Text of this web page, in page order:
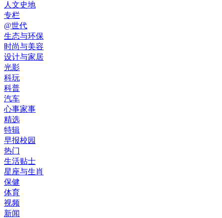
人文史地
专栏
@世代
生态与环保
时尚与美容
设计与家居
光影
科玩
科普
汽车
心事家事
精选
特辑
早报校园
热门
生活贴士
星座与生肖
保健
体育
视频
新闻